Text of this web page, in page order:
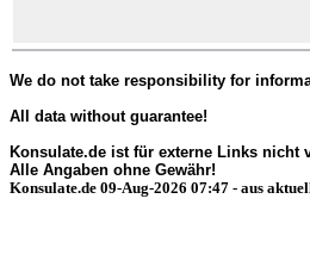
We do not take responsibility for
All data without guarantee!
Konsulate.de ist für externe Links nicht
Alle Angaben ohne Gewähr!
Konsulate.de 09-Aug-2026 07:47 - aus